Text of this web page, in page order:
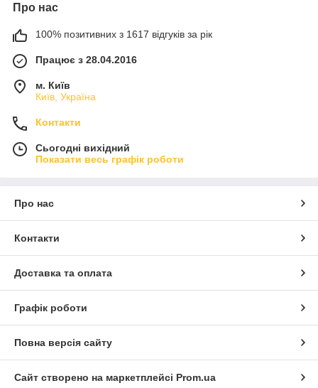
Про нас
100% позитивних з 1617 відгуків за рік
Працює з 28.04.2016
м. Київ
Київ, Україна
Контакти
Сьогодні вихідний
Показати весь графік роботи
Про нас
Контакти
Доставка та оплата
Графік роботи
Повна версія сайту
Сайт створено на маркетплейсі Prom.ua